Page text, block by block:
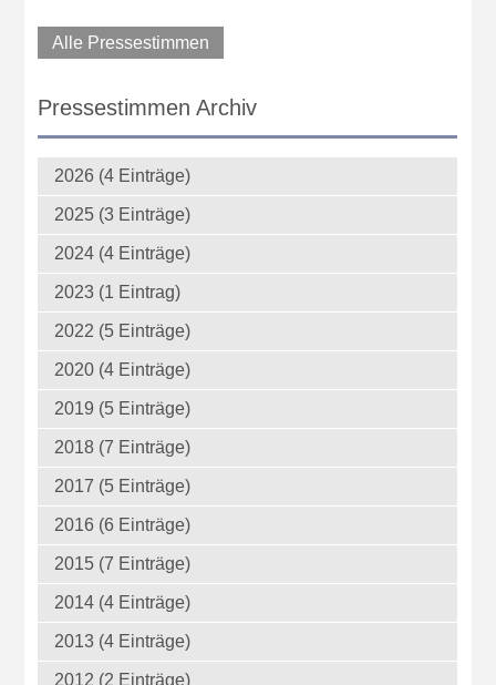
Alle Pressestimmen
Pressestimmen Archiv
2026 (4 Einträge)
2025 (3 Einträge)
2024 (4 Einträge)
2023 (1 Eintrag)
2022 (5 Einträge)
2020 (4 Einträge)
2019 (5 Einträge)
2018 (7 Einträge)
2017 (5 Einträge)
2016 (6 Einträge)
2015 (7 Einträge)
2014 (4 Einträge)
2013 (4 Einträge)
2012 (2 Einträge)